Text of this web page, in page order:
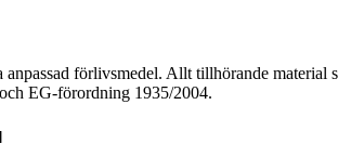
förlivsmedel. Allt tillhörande
EG‐förordning 1935/2004.